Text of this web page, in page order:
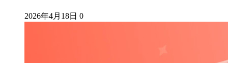
2026年4月18日 0